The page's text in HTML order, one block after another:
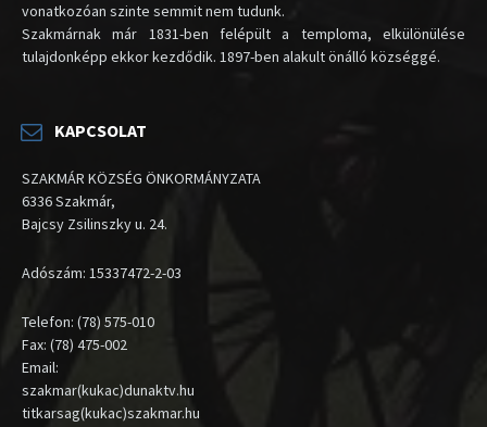
vonatkozóan szinte semmit nem tudunk.
Szakmárnak már 1831-ben felépült a temploma, elkülönülése
tulajdonképp ekkor kezdődik. 1897-ben alakult önálló községgé.
KAPCSOLAT
SZAKMÁR KÖZSÉG ÖNKORMÁNYZATA
6336 Szakmár,
Bajcsy Zsilinszky u. 24.
Adószám: 15337472-2-03
Telefon: (78) 575-010
Fax: (78) 475-002
Email:
szakmar(kukac)dunaktv.hu
titkarsag(kukac)szakmar.hu